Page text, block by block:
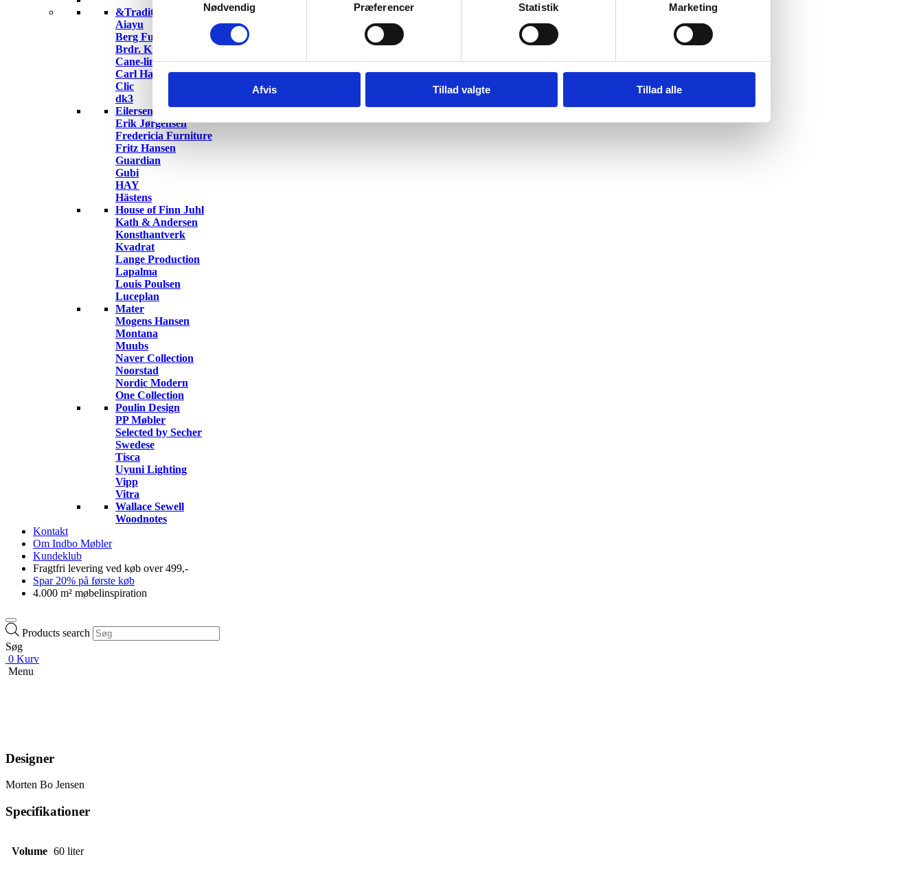
Nødvendig
Præferencer Statistik Marketing
Afvis Tillad valgte Tillad alle
&Tradition
Aiayu
Berg Furniture
Brdr. Krüger
Cane-line
Carl Hansen & Søn
Clic
dk3
Eilersen
Erik Jørgensen
Fredericia Furniture
Fritz Hansen
Guardian
Gubi
HAY
Hästens
House of Finn Juhl
Kath & Andersen
Konsthantverk
Kvadrat
Lange Production
Lapalma
Louis Poulsen
Luceplan
Mater
Mogens Hansen
Montana
Muubs
Naver Collection
Noorstad
Nordic Modern
One Collection
Poulin Design
PP Møbler
Selected by Secher
Swedese
Tisca
Uyuni Lighting
Vipp
Vitra
Wallace Sewell
Woodnotes
Kontakt
Om Indbo Møbler
Kundeklub
Fragtfri levering ved køb over 499,-
Spar 20% på første køb
4.000 m² møbelinspiration
Products search
Søg
0 Kurv
Menu
Designer
Morten Bo Jensen
Specifikationer
Volume 60 liter